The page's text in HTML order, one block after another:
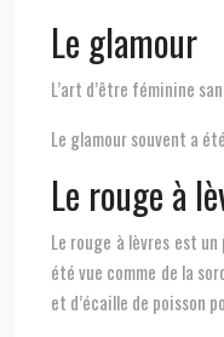
Le glamour
L’art d’être féminine
Le glamour souvent a
Le rouge à
Le rouge à lèvres est
été vue comme de la
et d’écaille de poisson